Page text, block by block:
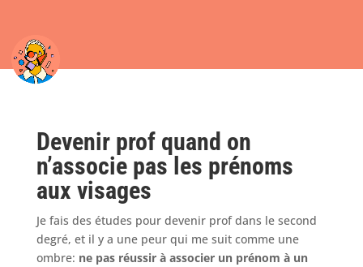
Devenir prof quand on
n’associe pas les prénoms
aux visages
Je fais des études pour devenir prof dans le second
degré, et il y a une peur qui me suit comme une
ombre: ne pas réussir à associer un prénom à un